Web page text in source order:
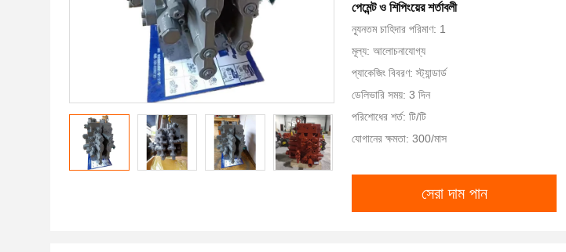
পেমেন্ট ও শিপিংয়ের শর্তাবলী
ন্যূনতম চাহিদার পরিমাণ: 1
মূল্য: আলোচনাযোগ্য
প্যাকেজিং বিবরণ: স্ট্যান্ডার্ড
ডেলিভারি সময়: 3 দিন
পরিশোধের শর্ত: টি/টি
যোগানের ক্ষমতা: 300/মাস
সেরা দাম পান